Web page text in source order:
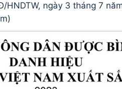
ngày 3 tháng 7